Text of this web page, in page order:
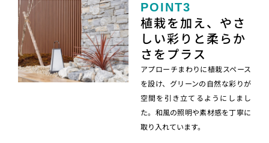
POINT3
植栽を加え、やさ
しい彩りと柔らか
さをプラス
アプローチまわりに植栽スペース
を設け、グリーンの自然な彩りが
空間を引き立てるようにしまし
た。和風の照明や素材感を丁寧に
取り入れています。